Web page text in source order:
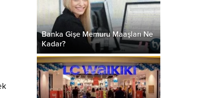
Banka Gişe Memuru Maaşları Ne
Kadar?